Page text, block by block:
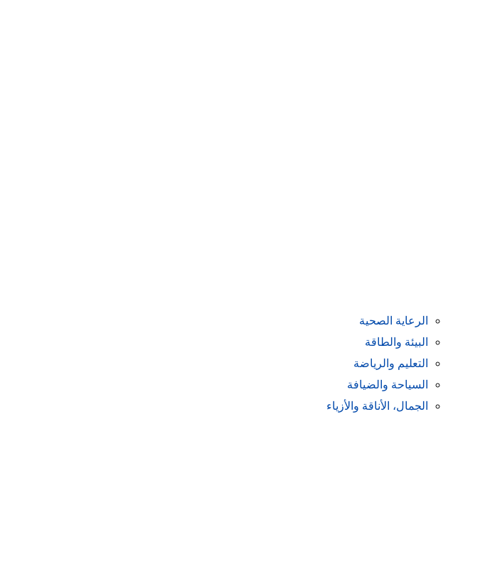
الرعاية الصحية
البيئة والطاقة
التعليم والرياضة
السياحة والضيافة
الجمال، الأناقة والأزياء